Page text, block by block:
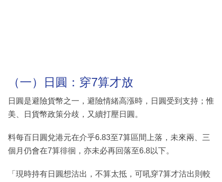
（一）日圓：穿7算才放
日圓是避險貨幣之一，避險情緒高漲時，日圓受到支持；惟
美、日貨幣政策分歧，又續打壓日圓。
料每百日圓兌港元在介乎6.83至7算區間上落，未來兩、三
個月仍會在7算徘徊，亦未必再回落至6.8以下。
「現時持有日圓想沽出，不算太抵，可吼穿7算才沽出則較